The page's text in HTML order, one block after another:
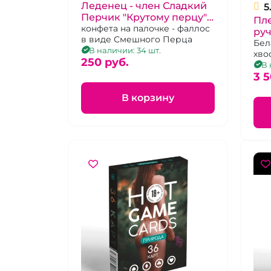
Леденец - член Сладкий
Перчик "Крутому перцу"
Клубничный
конфета на палочке - фаллос
в виде Смешного Перца
В наличии: 34 шт.
250 pуб.
В корзину
В
3